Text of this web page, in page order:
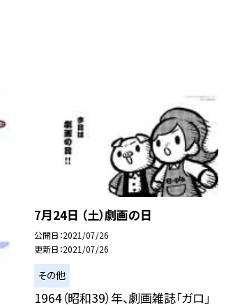
7月24日 （土）劇画の日
公開日 2021/07/26
更新日 2021/07/26
その他
1964（昭和39）年、劇画雑誌「ガロ」